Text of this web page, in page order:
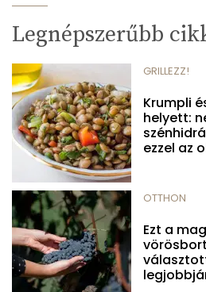
Legnépszerűbb
GRILLEZZ!
Krumpli
helyett:
ezzel az
OTTHON
Ezt a
vörösbort